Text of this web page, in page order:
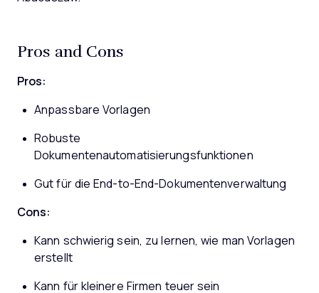
Pros and Cons
Pros:
Anpassbare Vorlagen
Robuste
Dokumentenautomatisierungsfunktionen
Gut für die End-to-End-Dokumentenverwaltung
Cons:
Kann schwierig sein, zu lernen, wie man Vorlagen
erstellt
Kann für kleinere Firmen teuer sein